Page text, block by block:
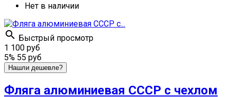
Нет в наличии
 Быстрый просмотр
1 100 руб
5% 55 руб
Нашли дешевле?
Фляга алюминиевая СССР с чехлом